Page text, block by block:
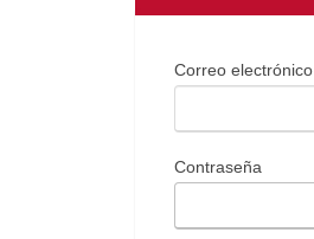
Correo electrónico
Contraseña